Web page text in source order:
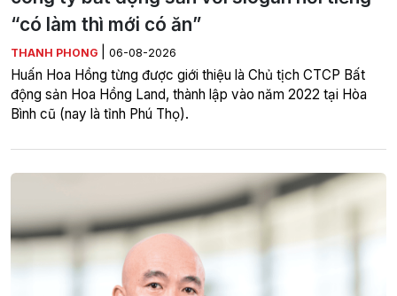
“có làm thì mới có ăn”
THANH PHONG 06-08-2026
Huấn Hoa Hồng từng được giới thiệu là Chủ tịch CTCP Bất
động sản Hoa Hồng Land, thành lập vào năm 2022 tại Hòa
Bình cũ (nay là tỉnh Phú Thọ).